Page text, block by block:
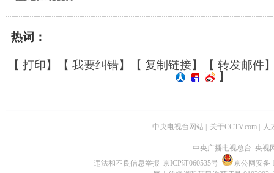
热词：
【 打印】【 我要纠错】【 复制链接】【 转发邮件
】
中央电视台网站 关于CCTV.com 人
中央广播电视总台 央视
违法和不良信息举报 京ICP证060535号
京公网安备